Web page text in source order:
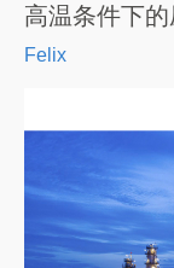
高温条件下
Felix